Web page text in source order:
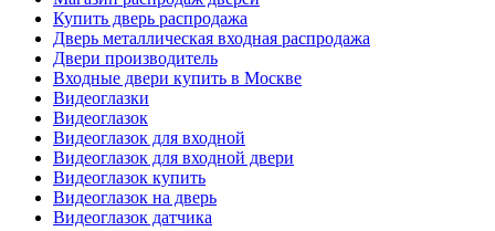
Купить дверь распродажа
Дверь металлическая входная распродажа
Двери производитель
Входные двери купить в Москве
Видеоглазки
Видеоглазок
Видеоглазок для входной
Видеоглазок для входной двери
Видеоглазок купить
Видеоглазок на дверь
Видеоглазок датчика